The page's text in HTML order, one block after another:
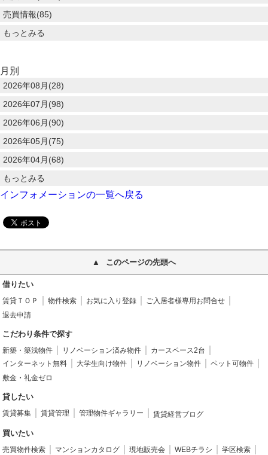
売買情報(85)
もっとみる
月別
2026年08月(28)
2026年07月(98)
2026年06月(90)
2026年05月(75)
2026年04月(68)
もっとみる
インフォメーションの一覧へ戻る
このページの先頭へ
借りたい
賃貸ＴＯＰ 物件検索 お気に入り登録
ご入居者様専用お問合せ
退去申請
こだわり条件で探す
新築・築浅物件 リノベーション済み物件
カースペース2台
インターネット無料
大学生向け物件 リノベーション物件
ペット可物件
敷金・礼金ゼロ
貸したい
賃貸募集 賃貸管理 管理物件ギャラリー 賃貸経営ブログ
買いたい
売買物件検索 マンションカタログ 現地販売会 WEBチラシ
学区検索